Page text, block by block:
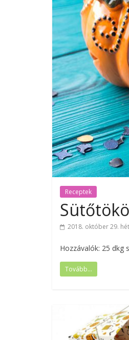
Receptek
2018. október 29.
Hozzávalók: 25 dkg
Tovább...